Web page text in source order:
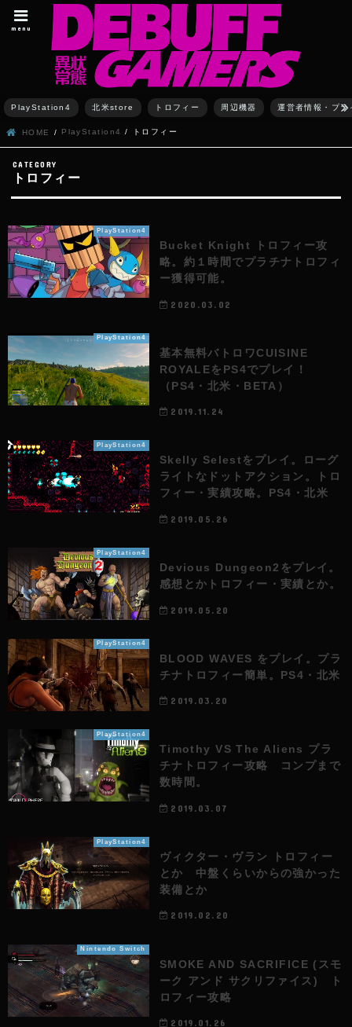
menu
PlayStation4 北米store トロフィー 周辺機器 運営者情報・プ
HOME PlayStation4 トロフィー
トロフィー
PlayStation4
Bucket Knight トロフィー攻
略。約１時間でプラチナトロフィ
ー獲得可能。
2020.03.02
PlayStation4
基本無料バトロワCUISINE
ROYALEをPS4でプレイ！
（PS4・北米・BETA）
2019.11.24
PlayStation4
Skelly Selestをプレイ。ローグ
ライトなドットアクション。トロ
フィー・実績攻略。PS4・北米
2019.05.26
PlayStation4
Devious Dungeon2をプレイ。
感想とかトロフィー・実績とか。
2019.05.20
PlayStation4
BLOOD WAVES をプレイ。プラ
チナトロフィー簡単。PS4・北米
2019.03.20
PlayStation4
Timothy VS The Aliens プラ
チナトロフィー攻略 コンプまで
数時間。
2019.03.07
PlayStation4
ヴィクター・ヴラン トロフィー
とか 中盤くらいからの強かった
装備とか
2019.02.20
Nintendo Switch
SMOKE AND SACRIFICE (スモ
ーク アンド サクリファイス) ト
ロフィー攻略
2019.01.26